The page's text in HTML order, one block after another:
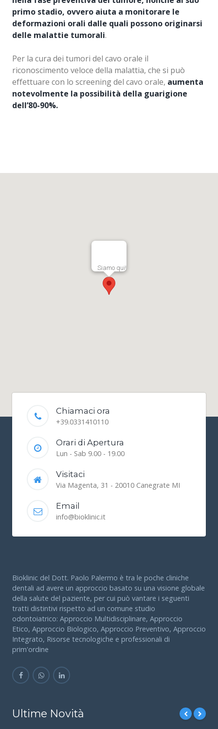
primo stadio, ovvero aiuta a monitorare le
deformazioni orali dalle quali possono originarsi
delle malattie tumorali.
Per la cura dei tumori del cavo orale il
riconoscimento veloce della malattia, che si può
effettuare con lo screening del cavo orale, aumenta
notevolmente la possibilità della guarigione
dell’80-90%.
Siamo qui!
Chiamaci ora
+39.0331410110
Orari di Apertura
Lun - Sab 9.00 - 19.00
Visitaci
Via Magenta, 31 - 20010 Canegrate MI
Email
info@bioklinic.it
Bioklinic del Dott. Paolo Palermo è tra le poche cliniche
dentali ad avere un approccio basato su una visione globale
della salute del paziente, per cui può vantare i seguenti
tratti distintivi rispetto ad un comune studio
odontoiatrico: Approccio Multidisciplinare, Approccio
Etico, Approccio Biologico, Approccio Preventivo, Approccio
Integrato, Risorse tecnologiche e professionali di
prim'ordine
Ultime Novità